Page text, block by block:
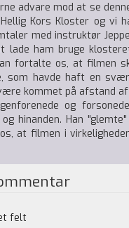
advare mod at se
Kors Kloster og vi
med instruktør
lade ham bruge
fortalte os, at filmen
som havde haft en
kommet på afstand af
og
og hinanden. Han
at filmen i
felt